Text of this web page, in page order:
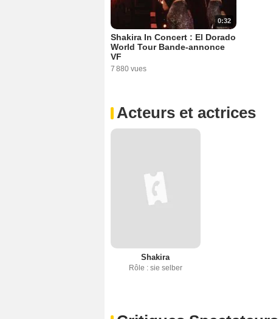
0:32
Shakira In Concert : El Dorado
World Tour Bande-annonce
VF
7 880 vues
Acteurs et actrices
Shakira
Rôle : sie selber